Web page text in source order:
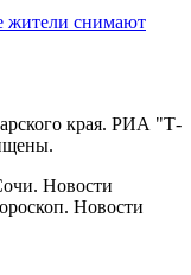
жители снимают
края. РИА "Т-
Новости
Новости